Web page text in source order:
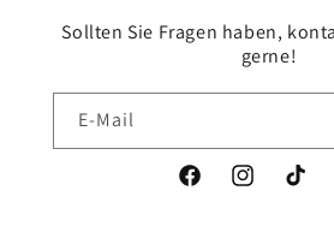
Sollten Sie Fragen haben,
gerne!
E-Mail
FacebookInstagramTikTok